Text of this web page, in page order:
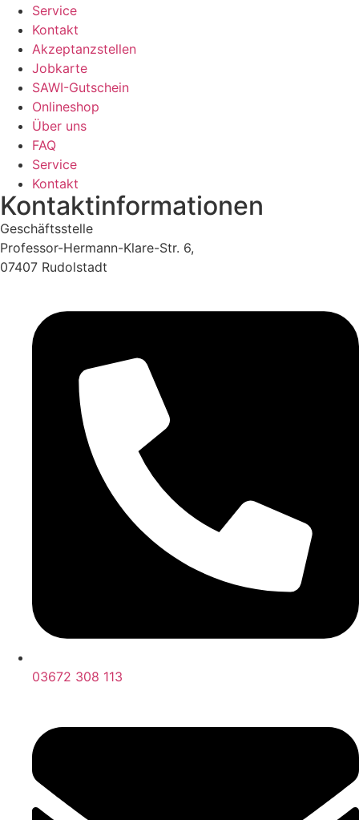
Service
Kontakt
Akzeptanzstellen
Jobkarte
SAWI-Gutschein
Onlineshop
Über uns
FAQ
Service
Kontakt
Kontaktinformationen
Geschäftsstelle
Professor-Hermann-Klare-Str. 6,
07407 Rudolstadt
03672 308 113